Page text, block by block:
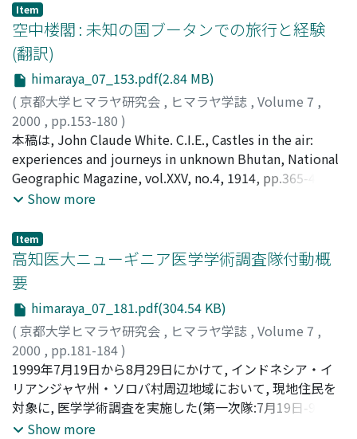
の支援や協力が行なわれるべきではないのだろうか. 本稿
は, ネパールの教育開発, とりわけ成人女性の識字教育の事
例をもとに, ネパール社会における開発案件をめぐる実状
を明確にすることにより, どのようなアプローチが持続可
能な教育開発につながるのかを考察するものである.
Item
空中楼閣 : 未知の国ブータンでの旅行と経験
(翻訳)
himaraya_07_153.pdf(2.84 MB)
( 京都大学ヒマラヤ研究会 , ヒマラヤ学誌 , Volume 7 ,
2000 , pp.153-180 )
ホワイト, J. C.;月原, 敏博;古川, 彰;White, J. C.;
Tsukihara, Toshiro;Furukawa, Akira;ホワイト, J. C.;ツキ
ハラ, トシヒロ;フルカワ, アキラ
本稿は, John Claude White. C.I.E., Castles in the air:
experiences and journeys in unknown Bhutan, National
Geographic Magazine, vol.XXV, no.4, 1914, pp.365-455,
の全訳である. この旅行記録は, のちに初代ブータン国王と
のホワイトがブータンを訪れた際のものである. 原著には,
踏査ルートを示すブータンの概略図と, 著者自身が撮影し
たという72枚もの写真が添えられている. その写真はたい
へん美しく貴重なものであるが, ここでは省略した. ただ
し, 写真に付された説明文には本文にはない内容も含まれ
るので, 本文の後に一括して訳しておいた. なお, 文中, 語
句の後ろに( )を付けて記したのは, その語句の原文での綴
りと訳者による語句の説明である.
Show more
Item
高知医大ニューギニア医学学術調査隊付動概
要
himaraya_07_181.pdf(304.54 KB)
( 京都大学ヒマラヤ研究会 , ヒマラヤ学誌 , Volume 7 ,
2000 , pp.181-184)
松林, 公蔵;藤沢, 道子;和田, 泰三;ガルシア, エヴァ; 瀬口,
春道;Matsubayashi, Kozo;Fujisawa, Michiko;Wada,
Taizo;Garcia del Saz, Eva;Seguchi, Harumichi;マツバヤ
シ, コウゾウ;フジサワ, ミチコ
1999年7月19日から8月29日にかけて, インドネシア・イ
リアンジャヤ州・ソロバ村周辺地域において, 現地住民を
対象に, 医学学術調査を実施した(第一次隊:7月19日-98年8
月17日, 第二次隊:8月15日-8月29日). 派遣母体は, 高知医大
Show more